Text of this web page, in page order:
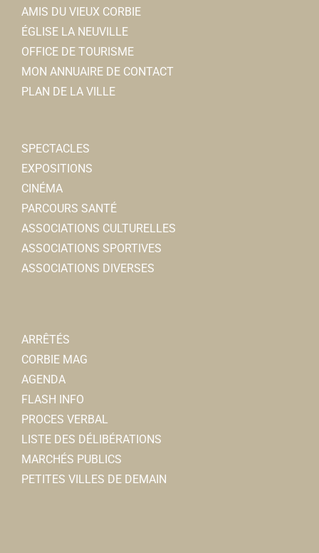
AMIS DU VIEUX CORBIE
ÉGLISE LA NEUVILLE
OFFICE DE TOURISME
MON ANNUAIRE DE CONTACT
PLAN DE LA VILLE
SPECTACLES
EXPOSITIONS
CINÉMA
PARCOURS SANTÉ
ASSOCIATIONS CULTURELLES
ASSOCIATIONS SPORTIVES
ASSOCIATIONS DIVERSES
ARRÊTÉS
CORBIE MAG
AGENDA
FLASH INFO
PROCES VERBAL
LISTE DES DÉLIBÉRATIONS
MARCHÉS PUBLICS
PETITES VILLES DE DEMAIN